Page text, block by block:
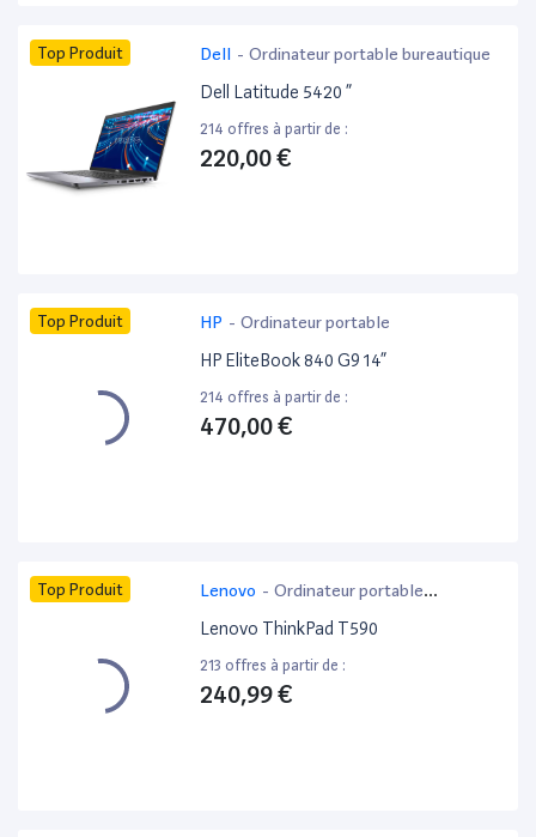
Top Produit Dell - Ordinateur portable bureautique
Dell Latitude 5420 ”
214 offres à partir de :
220,00 €
Top Produit HP - Ordinateur portable
HP EliteBook 840 G9 14”
214 offres à partir de :
470,00 €
Top Produit Lenovo - Ordinateur portable
bureautique
Lenovo ThinkPad T590
213 offres à partir de :
240,99 €